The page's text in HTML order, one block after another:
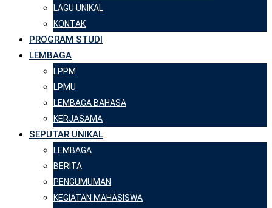
LAGU UNIKAL
KONTAK
PROGRAM STUDI
LEMBAGA
LPPM
LPMU
LEMBAGA BAHASA
KERJASAMA
SEPUTAR UNIKAL
LEMBAGA
BERITA
PENGUMUMAN
KEGIATAN MAHASISWA